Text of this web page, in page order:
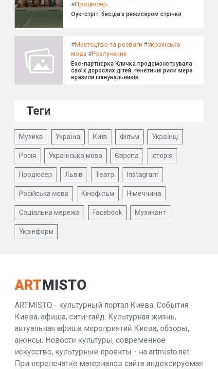
#Продюсер
Оук-стріт: бесіда з режисером стрічки
#Мистецтво та розваги #Українська
мова #Розлучення
Екс-партнерка Кличка продемонструвала
своїх дорослих дітей: генетичні риси мера
вразили шанувальників.
Теги
Музика Україна Київ Фільм Українці
Росія Українська мова Європа Історія
Продюсер Львів Театр Instagram
Російська мова Кінофільм Німеччина
Соціальна мережа Facebook Музикант
Укрінформ
ARTMISTO
ARTMISTO - культурный портал Киева. События
Киева, афиша, сити-гайд. Культурная жизнь,
актуальная афиша мероприятий Киева, обзоры,
анонсы. Новости культуры, современное
искусство, культурные проекты - на artmisto.net.
При перепечатке материалов сайта индексируемая